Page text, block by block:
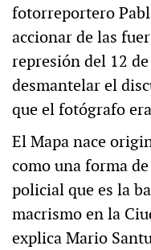
fotorreportero
accionar de las
represión del 12
desmantelar el
que el fotógrafo
El Mapa nace
como una forma
policial que es la
macrismo en la
explica Mario